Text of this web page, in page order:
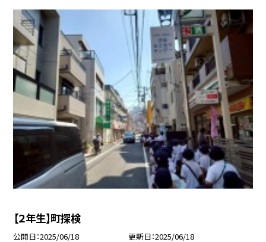
【２年生】町探検
公開日 2025/06/18 更新日 2025/06/18